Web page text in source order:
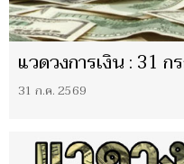
แวดวงการเงิน : 31
31 ก.ค. 2569